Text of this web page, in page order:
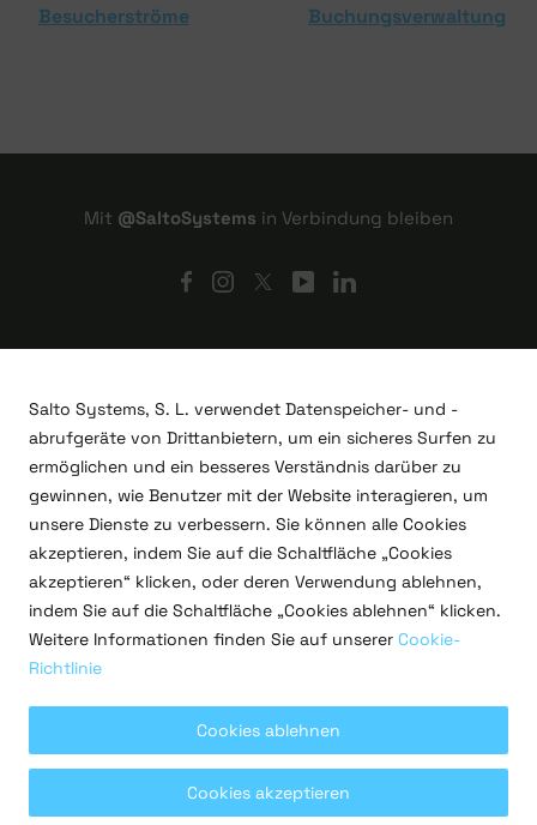
Besucherströme Buchungsverwaltung
Mit @SaltoSystems in Verbindung bleiben
Copyright © 2026 Salto Systems, S.L.
Alle Rechte vorbehalten.
F&E-Projekte
Rechtliches
Cookie-Richtlinien
Salto Systems, S. L. verwendet Datenspeicher- und -
abrufgeräte von Drittanbietern, um ein sicheres Surfen zu
ermöglichen und ein besseres Verständnis darüber zu
gewinnen, wie Benutzer mit der Website interagieren, um
unsere Dienste zu verbessern. Sie können alle Cookies
akzeptieren, indem Sie auf die Schaltfläche „Cookies
akzeptieren“ klicken, oder deren Verwendung ablehnen,
indem Sie auf die Schaltfläche „Cookies ablehnen“ klicken.
Weitere Informationen finden Sie auf unserer Cookie-
Richtlinie
Cookies ablehnen
Cookies akzeptieren